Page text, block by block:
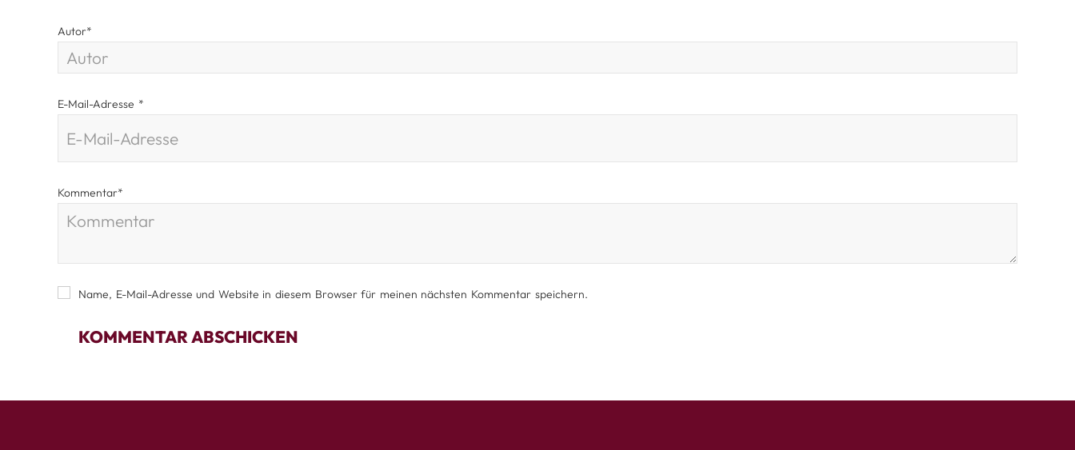
Autor*
E-Mail-Adresse *
Kommentar*
Name, E-Mail-Adresse und Website in diesem Browser für meinen nächsten Kommentar speichern.